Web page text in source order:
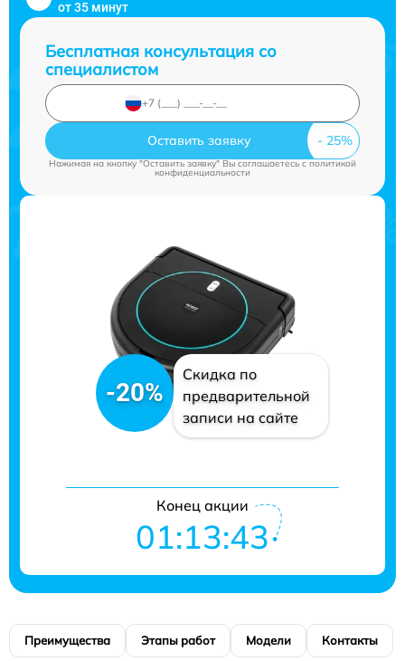
от 35 минут
Бесплатная консультация со
специалистом
Оставить заявку
Нажимая на кнопку "Оставить заявку" Вы соглашаетесь cполитикой
конфиденциальности
-20%
Скидка по
предварительной
записи на сайте
Конец акции
01:13:43
Преимущества Этапы работ Модели Контакты